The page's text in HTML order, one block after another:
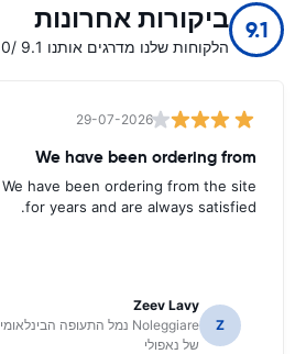
9.1 ביקורות אחרונות
הלקוחות שלנו מדרגים אותנו 9.1 /10 מתוך 12842
29-07-2026
We have been ordering from
We have been ordering from the site
for years and are always satisfied.
Z
Zeev Lavy
Noleggiare נמל התעופה הבינלאומי
של נאפולי